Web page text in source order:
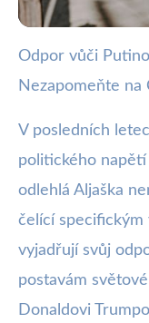
webya.cz
Aljaška:
Trumpovi s
Odpor vůči
Nezapomeňte na
V posledních
politického napětí
odlehlá Aljaška
čelící specifickým
vyjadřují svůj
postavám
Donaldovi